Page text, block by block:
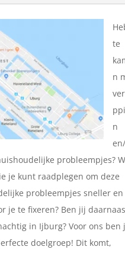
te
n
n
probleempjes?
je kunt raadplegen om deze
probleempjes sneller en
je te fixeren? Ben jij
in Ijburg? Voor ons ben
doelgroep! Dit komt,